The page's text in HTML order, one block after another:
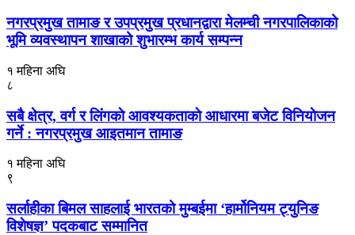
नगरप्रमुख तामाङ र उपप्रमुख प्रधानद्वारा मेलम्ची नगरपालिकाको
भूमि व्यवस्थापन शाखाको शुभारम्भ कार्य सम्पन्न
१ महिना अघि
८
सबै क्षेत्र, वर्ग र लिंगकाे आवश्यकताकाे आधारमा बजेट विनियाेजन
गर्ने : नगरप्रमुख आइतमान तामाङ
१ महिना अघि
९
सर्लाहीका बिमल साहलाई भारतको मुम्बईमा ‘हार्मोनियम ट्युनिङ
विशेषज्ञ’ पदकबाट सम्मानित